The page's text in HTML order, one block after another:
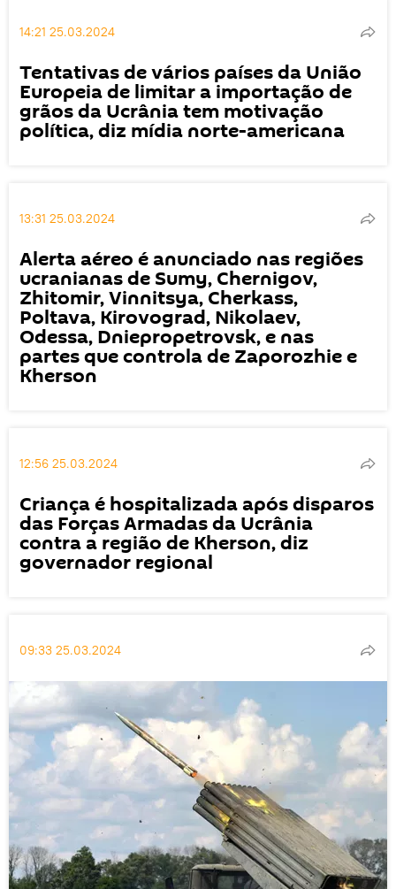
14:21 25.03.2024
Tentativas de vários países da União
Europeia de limitar a importação de
grãos da Ucrânia tem motivação
política, diz mídia norte-americana
13:31 25.03.2024
Alerta aéreo é anunciado nas regiões
ucranianas de Sumy, Chernigov,
Zhitomir, Vinnitsya, Cherkass,
Poltava, Kirovograd, Nikolaev,
Odessa, Dniepropetrovsk, e nas
partes que controla de Zaporozhie e
Kherson
12:56 25.03.2024
Criança é hospitalizada após disparos
das Forças Armadas da Ucrânia
contra a região de Kherson, diz
governador regional
09:33 25.03.2024